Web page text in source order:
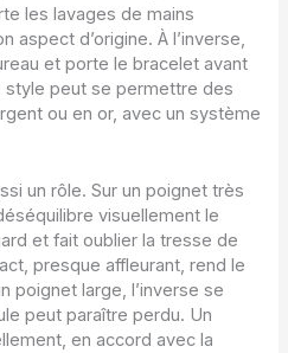
les lavages de mains
aspect d’origine. À l’inverse,
et porte le bracelet avant
peut se permettre des
ou en or, avec un système
un rôle. Sur un poignet très
visuellement le
et fait oublier la tresse de
presque affleurant, rend le
poignet large, l’inverse se
peut paraître perdu. Un
en accord avec la